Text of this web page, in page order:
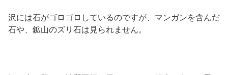
沢には石がゴロゴロしているのですが、マンガンを含んだ
石や、鉱山のズリ石は見られません。